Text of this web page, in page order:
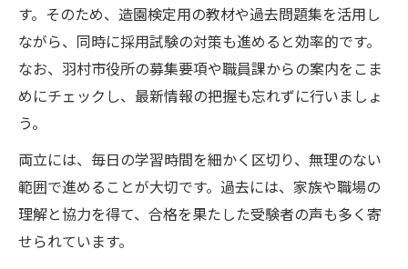
す。そのため、造園検定用の教材や過去問題集を活用し
ながら、同時に採用試験の対策も進めると効率的です。
なお、羽村市役所の募集要項や職員課からの案内をこま
めにチェックし、最新情報の把握も忘れずに行いましょ
う。
両立には、毎日の学習時間を細かく区切り、無理のない
範囲で進めることが大切です。過去には、家族や職場の
理解と協力を得て、合格を果たした受験者の声も多く寄
せられています。